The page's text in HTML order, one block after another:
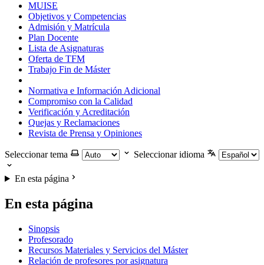
MUISE
Objetivos y Competencias
Admisión y Matrícula
Plan Docente
Lista de Asignaturas
Oferta de TFM
Trabajo Fin de Máster
Normativa e Información Adicional
Compromiso con la Calidad
Verificación y Acreditación
Quejas y Reclamaciones
Revista de Prensa y Opiniones
Seleccionar tema Seleccionar idioma
En esta página
En esta página
Sinopsis
Profesorado
Recursos Materiales y Servicios del Máster
Relación de profesores por asignatura